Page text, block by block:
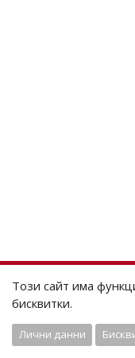
Този сайт има
бисквитки.
Лични данни